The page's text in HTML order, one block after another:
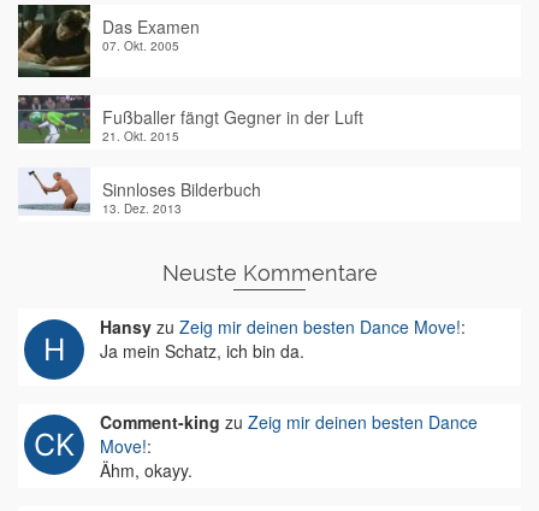
Das Examen
07. Okt. 2005
Fußballer fängt Gegner in der Luft
21. Okt. 2015
Sinnloses Bilderbuch
13. Dez. 2013
Neuste Kommentare
Hansy zu Zeig mir deinen besten Dance Move!:
Ja mein Schatz, ich bin da.
Comment-king zu Zeig mir deinen besten Dance
Move!:
Ähm, okayy.